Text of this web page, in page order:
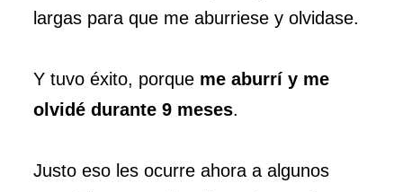
largas para que me aburriese y olvidase.
Y tuvo éxito, porque me aburrí y me
olvidé durante 9 meses.
Justo eso les ocurre ahora a algunos